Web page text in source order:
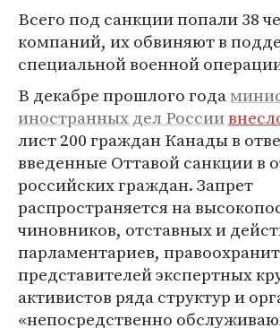
Всего под санкции попали 38
компаний, их обвиняют в
специальной военной
В декабре прошлого года
иностранных дел России
лист 200 граждан Канады в
введенные Оттавой санкции в
российских граждан. Запрет
распространяется на
чиновников, отставных и
парламентариев,
представителей экспертных
активистов ряда структур и
«непосредственно